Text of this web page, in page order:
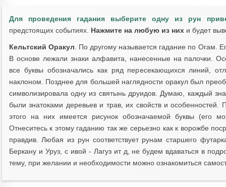
Для проведения гадания выберите одну из рун
предстоящих событиях. Нажмите на любую из нихи будет
Кельтский Оракул . По другому называется гадание по Огам.
В основе лежали знаки алфавита, нанесенные на палочки.
все буквы обозначались как ряд пересекающихся линий,
наклоном. Позднее для большей наглядности оракул был
символизировала одну из святынь друидов. Думаю, каждый
были знатоками деревьев и трав, их свойств и
этого на них имеется рисунок обозначаемой буквы (его
Отнеситесь к этому гаданию так же серьезно как к ворожбе
правдив. Любая из рун соответствует рунам старшего
Беркану и Уруз, с ивой - Лагуз ит д, не будем вдаваться в
тему, при желании и необходимости можно ознакомиться